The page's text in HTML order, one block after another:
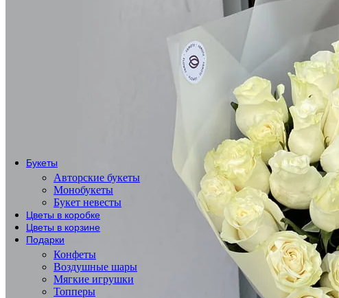
Букеты
Авторские букеты
Монобукеты
Букет невесты
Цветы в коробке
Цветы в корзине
Подарки
Конфеты
Воздушные шары
Мягкие игрушки
Топперы